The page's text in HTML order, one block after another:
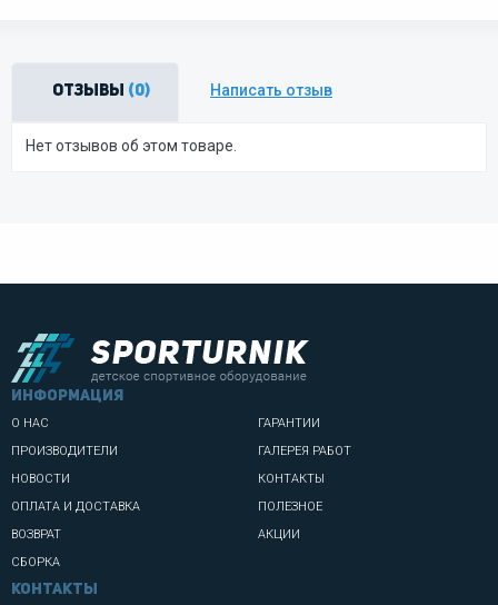
Отзывы (0) Написать отзыв
Нет отзывов об этом товаре.
информация
О НАС
ПРОИЗВОДИТЕЛИ
НОВОСТИ
ОПЛАТА И ДОСТАВКА
ВОЗВРАТ
СБОРКА
ГАРАНТИИ
ГАЛЕРЕЯ РАБОТ
КОНТАКТЫ
ПОЛЕЗНОЕ
АКЦИИ
Контакты